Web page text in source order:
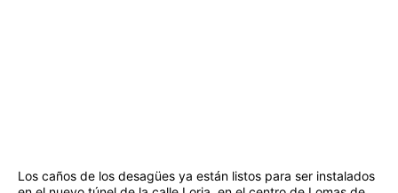
Los caños de los desagües ya están listos para ser instalados